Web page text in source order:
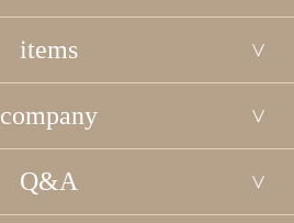
items
company
Q&A